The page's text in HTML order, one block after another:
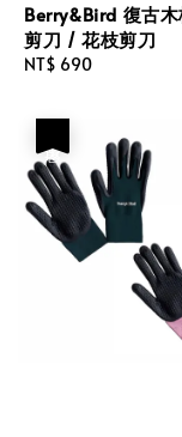
Berry&Bird 復古
剪刀 / 花枝剪刀
Regular
NT$ 690